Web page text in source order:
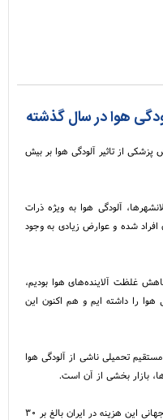
از تاثیر آلودگی هوا بر بیش
آلودگی هوا به ویژه ذرات
بدن افراد شده و عوارض زیادی به وجود
سال‌های ۹۲ تا ۹۴ شاهد کاهش غلظت آلاینده‌های هوا بودیم،
و آلودگی هوا را داشته ایم و هم اکنون این
تحمیلی ناشی از آلودگی هوا
بازار بخشی از آن است.
وی با بیان اینکه طبق برآورد سازمان بهداشت جهانی این هزینه در ایران بالغ بر ۳۰